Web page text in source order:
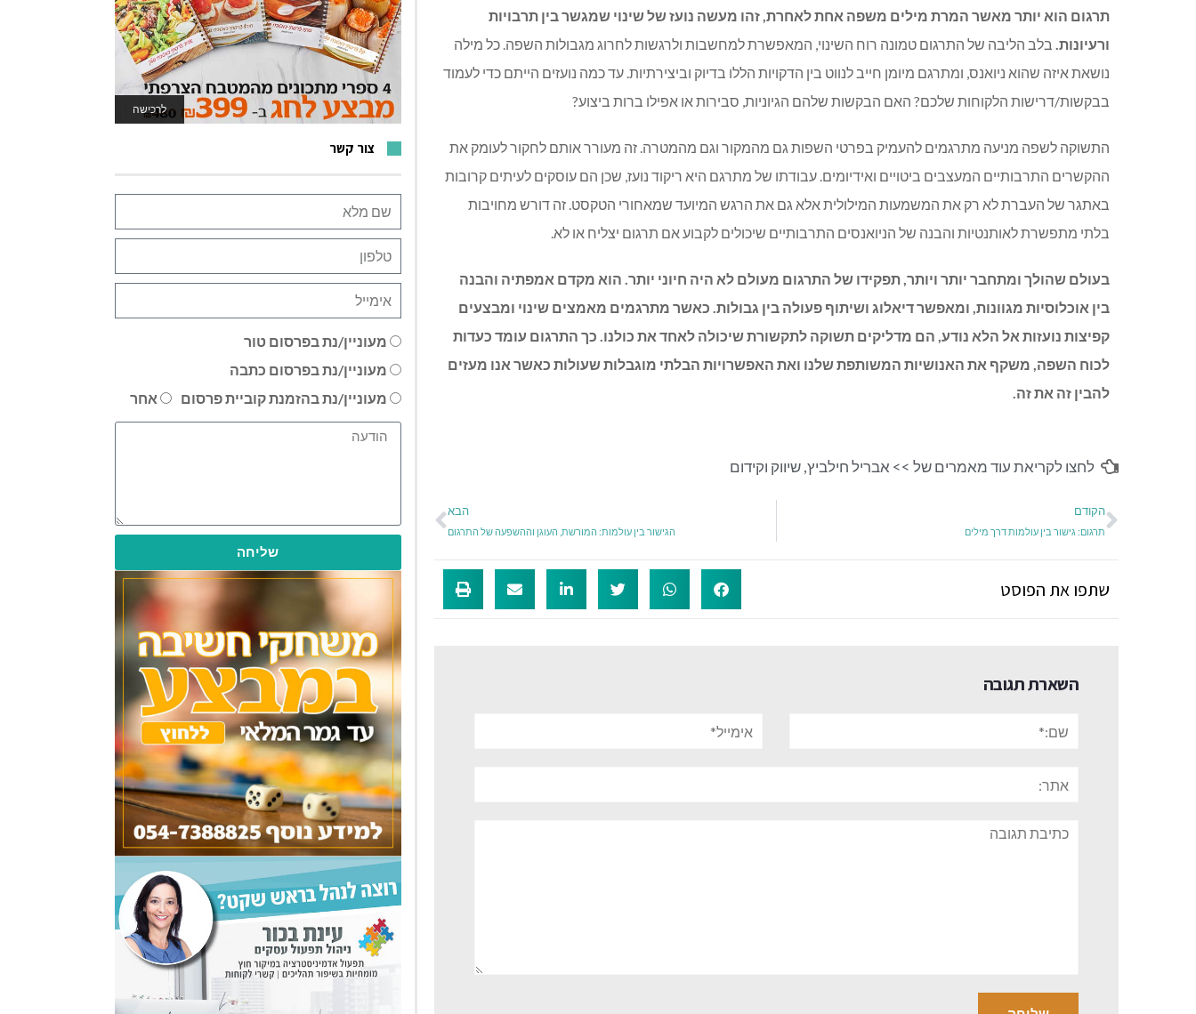
תרגום הוא יותר מאשר המרת מילים משפה אחת לאחרת, זהו מעשה נועז של שינוי שמגשר בין תרבויות
ורעיונות. בלב הליבה של התרגום טמונה רוח השינוי, המאפשרת למחשבות ולרגשות לחרוג מגבולות השפה. כל מילה
נושאת איזה שהוא ניואנס, ומתרגם מיומן חייב לנווט בין הדקויות הללו בדיוק וביצירתיות. עד כמה נועזים הייתם כדי לעמוד
בבקשות/דרישות הלקוחות שלכם? האם הבקשות שלהם הגיוניות, סבירות או אפילו ברות ביצוע?
התשוקה לשפה מניעה מתרגמים להעמיק בפרטי השפות גם מהמקור וגם מהמטרה. זה מעורר אותם לחקור לעומק את
ההקשרים התרבותיים המעצבים ביטויים ואידיומים. עבודתו של מתרגם היא ריקוד נועז, שכן הם עוסקים לעיתים קרובות
באתגר של העברת לא רק את המשמעות המילולית אלא גם את הרגש המיועד שמאחורי הטקסט. זה דורש מחויבות
בלתי מתפשרת לאותנטיות והבנה של הניואנסים התרבותיים שיכולים לקבוע אם תרגום יצליח או לא.
בעולם שהולך ומתחבר יותר ויותר, תפקידו של התרגום מעולם לא היה חיוני יותר. הוא מקדם אמפתיה והבנה
בין אוכלוסיות מגוונות, ומאפשר דיאלוג ושיתוף פעולה בין גבולות. כאשר מתרגמים מאמצים שינוי ומבצעים
קפיצות נועזות אל הלא נודע, הם מדליקים תשוקה לתקשורת שיכולה לאחד את כולנו. כך התרגום עומד כעדות
לכוח השפה, משקף את האנושיות המשותפת שלנו ואת האפשרויות הבלתי מוגבלות שעולות כאשר אנו מעזים
להבין זה את זה.
לחצו לקריאת עוד מאמרים של >> אבריל חילביץ,שיווק וקידום
הקודם
תרגום: גישור בין עולמות דרך מילים
הבא
הגישור בין עולמות: המורשת, העוגן וההשפעה של התרגום
שתפו את הפוסט
השארת תגובה
תגובה
לרכישה
לאתר המשחקים
צור קשר
מעוניין/נת בפרסום טור
מעוניין/נת בפרסום כתבה
מעוניין/נת בהזמנת קוביית פרסום
אחר
שליחה